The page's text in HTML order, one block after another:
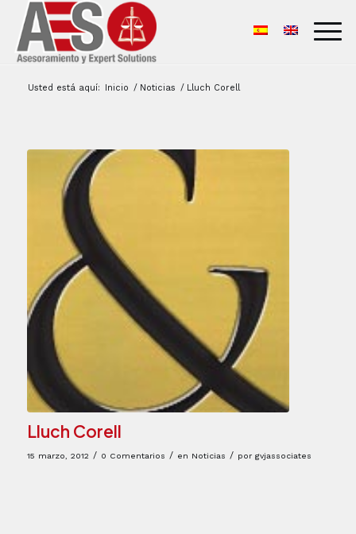
Usted está aquí: Inicio / Noticias / Lluch Corell
Lluch Corell
15 marzo, 2012 / 0 Comentarios / en Noticias / por gvjassociates